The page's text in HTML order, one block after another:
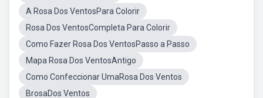
A Rosa Dos VentosPara Colorir
Rosa Dos VentosCompleta Para Colorir
Como Fazer Rosa Dos VentosPasso a Passo
Mapa Rosa Dos VentosAntigo
Como Confeccionar UmaRosa Dos Ventos
BrosaDos Ventos